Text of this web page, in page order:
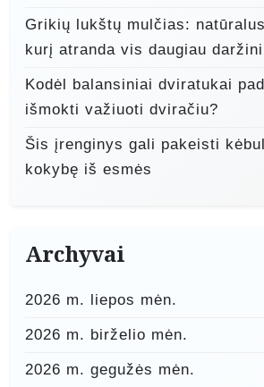
Grikių lukštų mulčias:
kurį atranda vis daugiau
Kodėl balansiniai dviratukai
išmokti važiuoti dviračiu?
Šis įrenginys gali pakeisti
kokybę iš esmės
Archyvai
2026 m. liepos mėn.
2026 m. birželio mėn.
2026 m. gegužės mėn.